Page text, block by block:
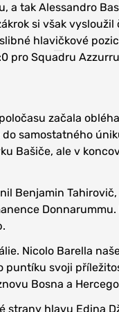
a tak Alessandro
si však vysloužil
hlavičkové
pro Squadru
začala
samostatného
Bašiče, ale v
Benjamin
Nicolo Barella
puntíku svoji
Bosna a
strany hlavu Edina